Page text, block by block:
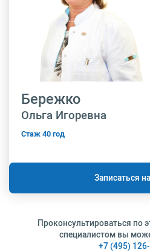
Бережко
Ольга Игоревна
Стаж 40 год
Записаться
Проконсультироваться по
специалистом вы
+7 (495)